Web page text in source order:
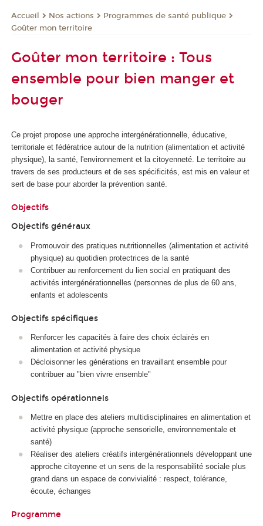
Accueil Nos actions
Programmes de santé publique
Goûter mon territoire
Goûter mon territoire : Tous
ensemble pour bien manger et
bouger
Ce projet propose une approche intergénérationnelle, éducative,
territoriale et fédératrice autour de la nutrition (alimentation et activité
physique), la santé, l'environnement et la citoyenneté. Le territoire au
travers de ses producteurs et de ses spécificités, est mis en valeur et
sert de base pour aborder la prévention santé.
Objectifs
Objectifs généraux
Promouvoir des pratiques nutritionnelles (alimentation et activité
physique) au quotidien protectrices de la santé
Contribuer au renforcement du lien social en pratiquant des
activités intergénérationnelles (personnes de plus de 60 ans,
enfants et adolescents
Objectifs spécifiques
Renforcer les capacités à faire des choix éclairés en
alimentation et activité physique
Décloisonner les générations en travaillant ensemble pour
contribuer au "bien vivre ensemble"
Objectifs opérationnels
Mettre en place des ateliers multidisciplinaires en alimentation et
activité physique (approche sensorielle, environnementale et
santé)
Réaliser des ateliers créatifs intergénérationnels développant une
approche citoyenne et un sens de la responsabilité sociale plus
grand dans un espace de convivialité : respect, tolérance,
écoute, échanges
Programme